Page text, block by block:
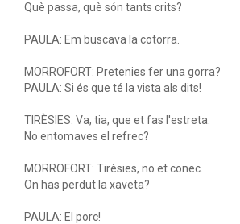
Què passa, què són tants crits?
PAULA: Em buscava la cotorra.
MORROFORT: Pretenies fer una gorra?
PAULA: Si és que té la vista als dits!
TIRÈSIES: Va, tia, que et fas l'estreta.
No entomaves el refrec?
MORROFORT: Tirèsies, no et conec.
On has perdut la xaveta?
PAULA: El porc!